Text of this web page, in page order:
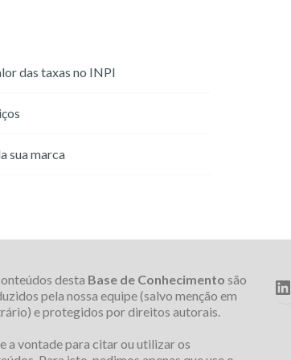
das taxas no INPI
sua marca
desta Base de Conhecimento são
pela nossa equipe (salvo menção em
e protegidos por direitos autorais.
a vontade para citar ou utilizar os